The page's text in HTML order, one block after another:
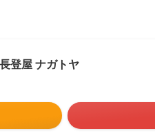
登屋 ナガトヤ